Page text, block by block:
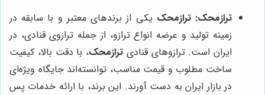
ترازمحک: ترازمحک یکی از برندهای معتبر و با سابقه در
زمینه تولید و عرضه انواع ترازو، از جمله ترازوی قنادی، در
ایران است. ترازوهای قنادی ترازمحک، با دقت بالا، کیفیت
ساخت مطلوب و قیمت مناسب، توانسته‌اند جایگاه ویژه‌ای
در بازار ایران به دست آورند. این برند، با ارائه خدمات پس